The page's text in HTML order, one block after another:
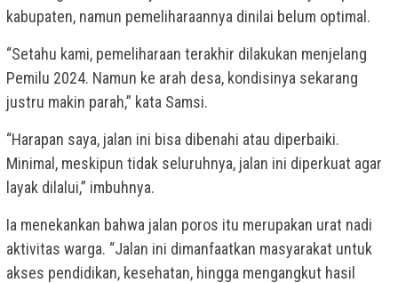
kabupaten, namun pemeliharaannya dinilai belum optimal.
“Setahu kami, pemeliharaan terakhir dilakukan menjelang
Pemilu 2024. Namun ke arah desa, kondisinya sekarang
justru makin parah,” kata Samsi.
“Harapan saya, jalan ini bisa dibenahi atau diperbaiki.
Minimal, meskipun tidak seluruhnya, jalan ini diperkuat agar
layak dilalui,” imbuhnya.
Ia menekankan bahwa jalan poros itu merupakan urat nadi
aktivitas warga. “Jalan ini dimanfaatkan masyarakat untuk
akses pendidikan, kesehatan, hingga mengangkut hasil